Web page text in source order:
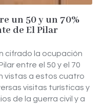
un 50 y un 70%
de El Pilar
cifrado la ocupación
entre el 50 y el 70
vistas a estos cuatro
visitas turísticas y
de la guerra civil y a